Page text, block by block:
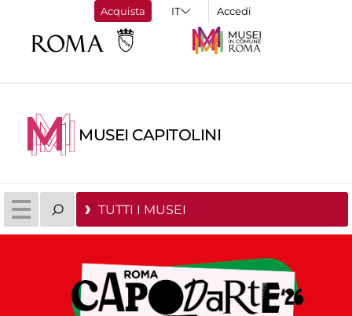
Acquista Accedi
MUSEI CAPITOLINI
TUTTI I MUSEI